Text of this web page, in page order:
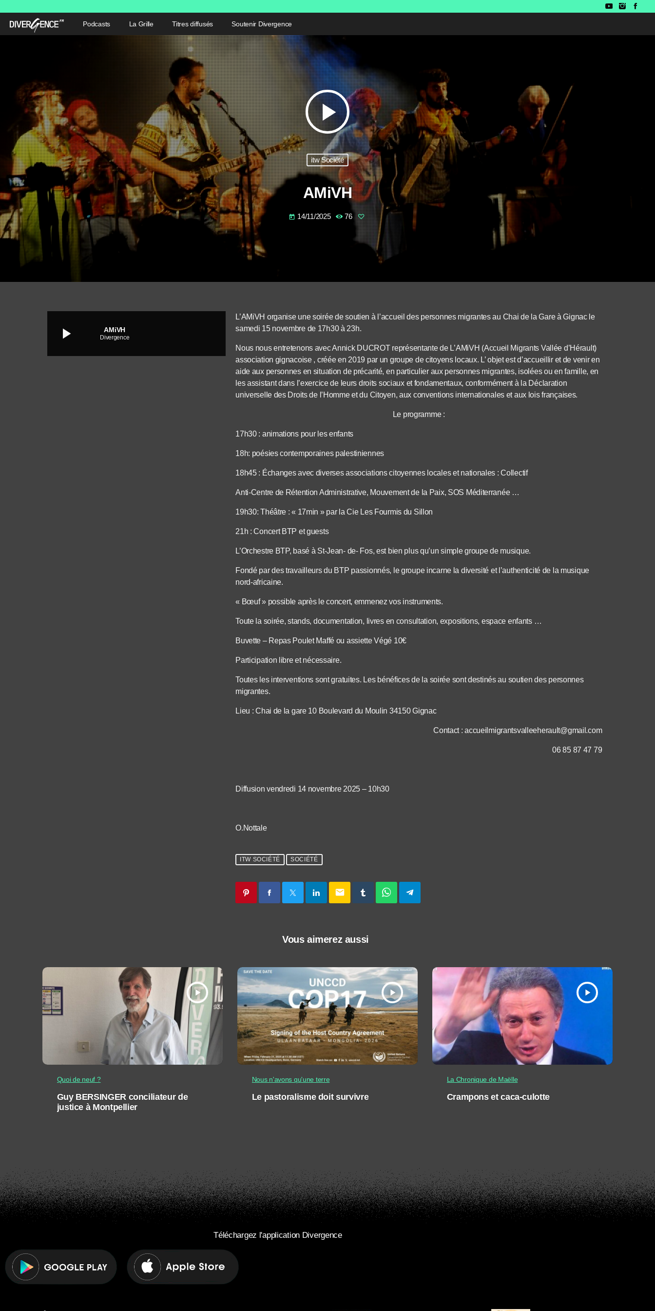
Podcasts La Grille Titres diffusés Soutenir Divergence
play_arrow
itw Société
AMiVH
today 14/11/2025 76
play_arrow AMiVH
Divergence
L’AMiVH organise une soirée de soutien à l’accueil des personnes migrantes au Chai de la Gare à Gignac le
samedi 15 novembre de 17h30 à 23h.
Nous nous entretenons avec Annick DUCROT représentante de L’AMiVH (Accueil Migrants Vallée d’Hérault)
association gignacoise , créée en 2019 par un groupe de citoyens locaux. L’ objet est d’accueillir et de venir en
aide aux personnes en situation de précarité, en particulier aux personnes migrantes, isolées ou en famille, en
les assistant dans l’exercice de leurs droits sociaux et fondamentaux, conformément à la Déclaration
universelle des Droits de l’Homme et du Citoyen, aux conventions internationales et aux lois françaises.
Le programme :
17h30 : animations pour les enfants
18h: poésies contemporaines palestiniennes
18h45 : Échanges avec diverses associations citoyennes locales et nationales : Collectif
Anti-Centre de Rétention Administrative, Mouvement de la Paix, SOS Méditerranée …
19h30: Théâtre : « 17min » par la Cie Les Fourmis du Sillon
21h : Concert BTP et guests
L’Orchestre BTP, basé à St-Jean- de- Fos, est bien plus qu’un simple groupe de musique.
Fondé par des travailleurs du BTP passionnés, le groupe incarne la diversité et l’authenticité de la musique
nord-africaine.
« Bœuf » possible après le concert, emmenez vos instruments.
Toute la soirée, stands, documentation, livres en consultation, expositions, espace enfants …
Buvette – Repas Poulet Maffé ou assiette Végé 10€
Participation libre et nécessaire.
Toutes les interventions sont gratuites. Les bénéfices de la soirée sont destinés au soutien des personnes
migrantes.
Lieu : Chai de la gare 10 Boulevard du Moulin 34150 Gignac
Contact : accueilmigrantsvalleeherault@gmail.com
06 85 87 47 79
Diffusion vendredi 14 novembre 2025 – 10h30
O.Nottale
ITW SOCIÉTÉ SOCIÉTÉ
email
Vous aimerez aussi
play_arrow
Quoi de neuf ?
Guy BERSINGER conciliateur de
justice à Montpellier
play_arrow
Nous n'avons qu'une terre
Le pastoralisme doit survivre
play_arrow
La Chronique de Maëlle
Crampons et caca-culotte
Téléchargez l'application Divergence